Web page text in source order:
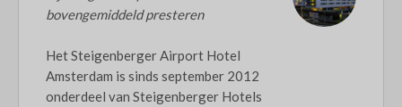
bovengemiddeld presteren
Het Steigenberger Airport Hotel
Amsterdam is sinds september 2012
onderdeel van Steigenberger Hotels